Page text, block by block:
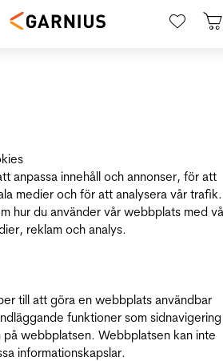
anpassa innehåll och annonser, för att
medier och för att analysera vår
hur du använder vår webbplats med
reklam och analys.
till att göra en webbplats användbar
funktioner som
på webbplatsen. Webbplatsen kan inte
informationskapslar.